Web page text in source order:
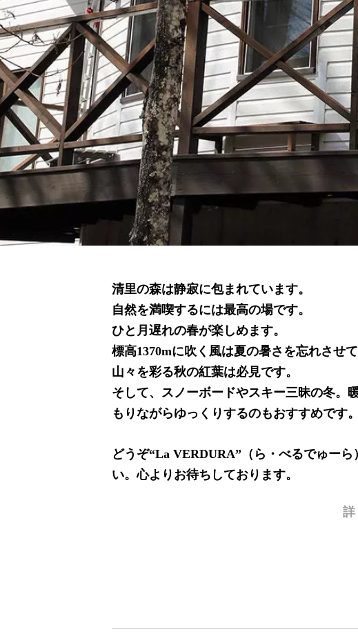
清里の森は静寂に包まれています。
自然を満喫するには最高の場です。
ひと月遅れの春が楽しめます。
標高1370mに吹く風は夏の暑さを忘れさせて
山々を彩る秋の紅葉は必見です。
そして、スノーボードやスキー三昧の冬。
もりながらゆっくりするのもおすすめです。
どうぞ“La VERDURA”（ら・べるでゅーら
い。心よりお待ちしております。